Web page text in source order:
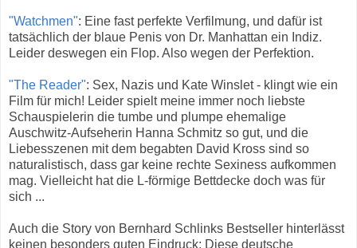
"Watchmen": Eine fast perfekte Verfilmung, und dafür ist
tatsächlich der blaue Penis von Dr. Manhattan ein Indiz.
Leider deswegen ein Flop. Also wegen der Perfektion.
"The Reader": Sex, Nazis und Kate Winslet - klingt wie ein
Film für mich! Leider spielt meine immer noch liebste
Schauspielerin die tumbe und plumpe ehemalige
Auschwitz-Aufseherin Hanna Schmitz so gut, und die
Liebesszenen mit dem begabten David Kross sind so
naturalistisch, dass gar keine rechte Sexiness aufkommen
mag. Vielleicht hat die L-förmige Bettdecke doch was für
sich ...
Auch die Story von Bernhard Schlinks Bestseller hinterlässt
keinen besonders guten Eindruck: Diese deutsche